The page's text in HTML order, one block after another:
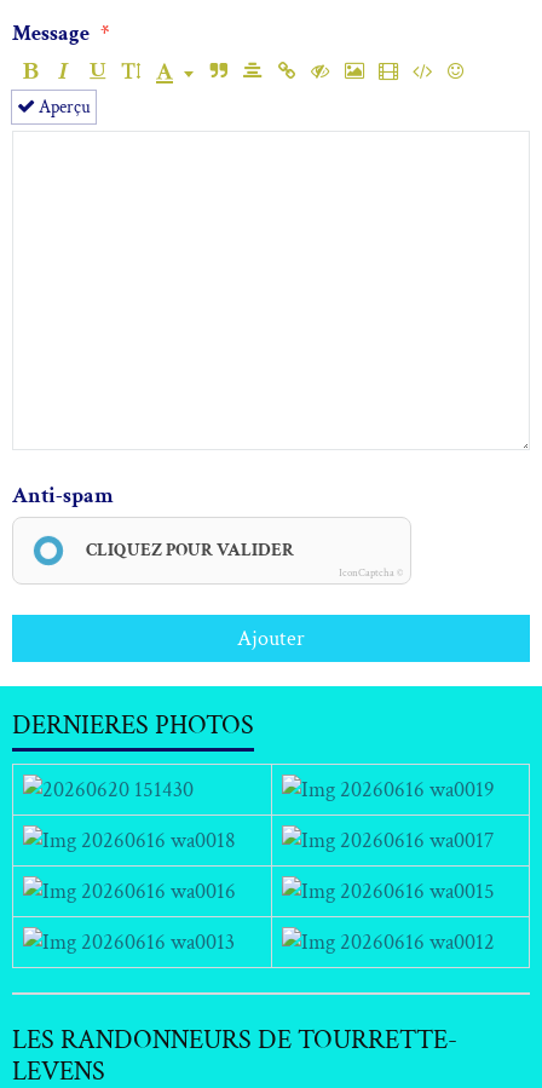
Message
Aperçu
Anti-spam
CLIQUEZ POUR VALIDER
IconCaptcha ©
Ajouter
DERNIERES PHOTOS
LES RANDONNEURS DE TOURRETTE-
LEVENS